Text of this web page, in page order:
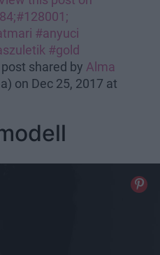
#anyuci
#gold
shared by Alma
on Dec 25, 2017 at